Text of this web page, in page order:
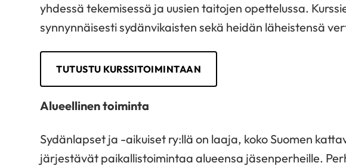
yhdessä tekemisessä ja uusien taitojen opettelussa.
synnynnäisesti sydänvikaisten sekä heidän läheistensä
TUTUSTU KURSSITOIMINTAAN
Alueellinen toiminta
Sydänlapset ja -aikuiset ry:llä on laaja, koko Suomen
järjestävät paikallistoimintaa alueensa jäsenperheille.